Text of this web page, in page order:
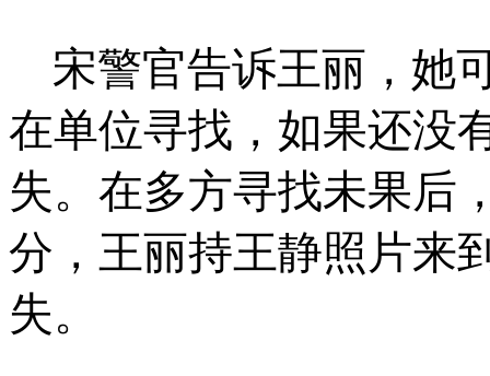
宋警官告诉王丽，她
在单位寻找，如果还没
失。在多方寻找未果后
分，王丽持王静照片来
失。